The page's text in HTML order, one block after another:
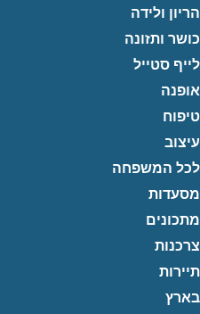
הריון ולידה
כושר ותזונה
לייף סטייל
אופנה
טיפוח
עיצוב
לכל המשפחה
מסעדות
מתכונים
צרכנות
תיירות
בארץ